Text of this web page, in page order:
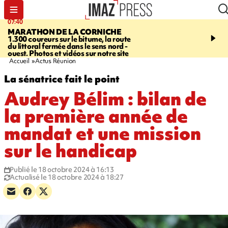
07:40
MARATHON DE LA CORNICHE
1.300 coureurs sur le bitume, la route
du littoral fermée dans le sens nord -
ouest. Photos et vidéos sur notre site
10:33
l’enfance - une
Accueil Actus Réunion
La sénatrice fait le point
Audrey Bélim : bilan de
la première année de
mandat et une mission
sur le handicap
Publié le 18 octobre 2024 à 16:13
Actualisé le 18 octobre 2024 à 18:27